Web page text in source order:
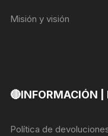
Misión y visión
🔴INFORMACIÓN |
Política de